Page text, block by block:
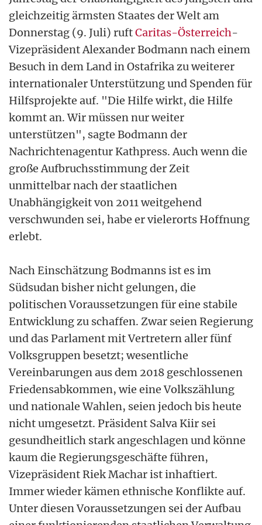
gleichzeitig ärmsten Staates der Welt am
Donnerstag (9. Juli) ruftCaritas-Österreich-
Vizepräsident Alexander Bodmann nach einem
Besuch in dem Land in Ostafrika zu weiterer
internationaler Unterstützung und Spenden für
Hilfsprojekte auf. "Die Hilfe wirkt, die Hilfe
kommt an. Wir müssen nur weiter
unterstützen", sagte Bodmann der
Nachrichtenagentur Kathpress. Auch wenn die
große Aufbruchsstimmung der Zeit
unmittelbar nach der staatlichen
Unabhängigkeit von 2011 weitgehend
verschwunden sei, habe er vielerorts Hoffnung
erlebt.
Nach Einschätzung Bodmanns ist es im
Südsudan bisher nicht gelungen, die
politischen Voraussetzungen für eine stabile
Entwicklung zu schaffen. Zwar seien Regierung
und das Parlament mit Vertretern aller fünf
Volksgruppen besetzt; wesentliche
Vereinbarungen aus dem 2018 geschlossenen
Friedensabkommen, wie eine Volkszählung
und nationale Wahlen, seien jedoch bis heute
nicht umgesetzt. Präsident Salva Kiir sei
gesundheitlich stark angeschlagen und könne
kaum die Regierungsgeschäfte führen,
Vizepräsident Riek Machar ist inhaftiert.
Immer wieder kämen ethnische Konflikte auf.
Unter diesen Voraussetzungen sei der Aufbau